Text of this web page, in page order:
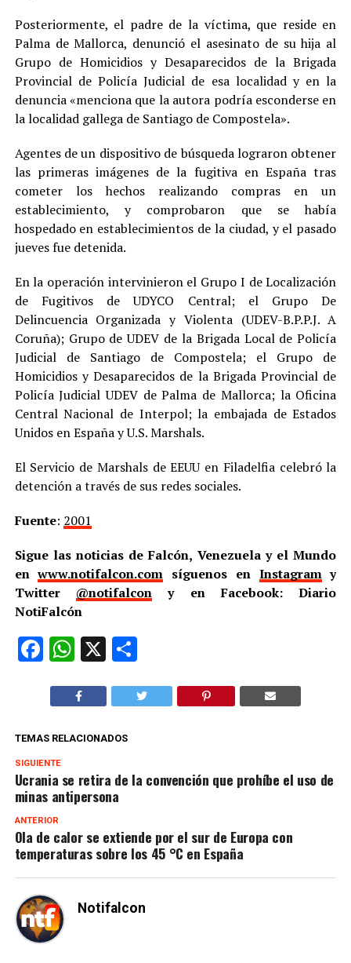
Posteriormente, el padre de la víctima, que reside en
Palma de Mallorca, denunció el asesinato de su hija al
Grupo de Homicidios y Desaparecidos de la Brigada
Provincial de Policía Judicial de esa localidad y en la
denuncia «menciona que la autora podría esconderse en
la localidad gallega de Santiago de Compostela».
Agentes de un dispositivo de búsqueda lograron obtener
las primeras imágenes de la fugitiva en España tras
cometer los hechos realizando compras en un
establecimiento, y comprobaron que se había
hospedado en establecimientos de la ciudad, y el pasado
jueves fue detenida.
En la operación intervinieron el Grupo I de Localización
de Fugitivos de UDYCO Central; el Grupo De
Delincuencia Organizada y Violenta (UDEV-B.P.P.J. A
Coruña); Grupo de UDEV de la Brigada Local de Policía
Judicial de Santiago de Compostela; el Grupo de
Homicidios y Desaparecidos de la Brigada Provincial de
Policía Judicial UDEV de Palma de Mallorca; la Oficina
Central Nacional de Interpol; la embajada de Estados
Unidos en España y U.S. Marshals.
El Servicio de Marshals de EEUU en Filadelfia celebró la
detención a través de sus redes sociales.
Fuente: 2001
Sigue las noticias de Falcón, Venezuela y el Mundo
enwww.notifalcon.com síguenos en Instagramy
Twitter @notifalcon y en Facebook: Diario
NotiFalcón
Facebook
WhatsApp
X
TEMAS RELACIONADOS
SIGUIENTE
Ucrania se retira de la convención que prohíbe el uso de
minas antipersona
ANTERIOR
Ola de calor se extiende por el sur de Europa con
temperaturas sobre los 45 °C en España
Notifalcon